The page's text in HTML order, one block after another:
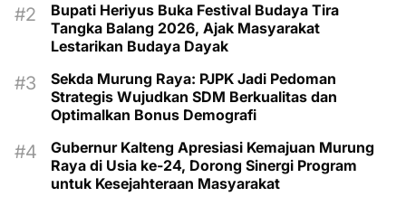
Bupati Heriyus Buka Festival Budaya Tira
Tangka Balang 2026, Ajak Masyarakat
Lestarikan Budaya Dayak
Sekda Murung Raya: PJPK Jadi Pedoman
Strategis Wujudkan SDM Berkualitas dan
Optimalkan Bonus Demografi
Gubernur Kalteng Apresiasi Kemajuan Murung
Raya di Usia ke-24, Dorong Sinergi Program
untuk Kesejahteraan Masyarakat